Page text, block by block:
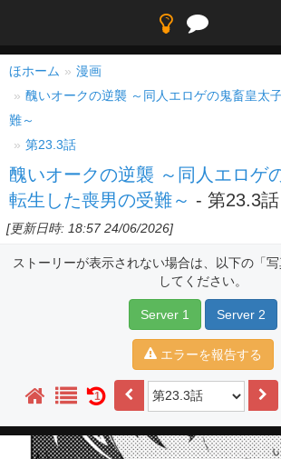
ほホーム
漫画
醜いオークの逆襲 ～同人エロゲの鬼畜皇太
難～
第23.3話
醜いオークの逆襲 ～同人エロゲ
転生した喪男の受難～ - 第23.3話
[更新日時: 18:57 24/06/2026]
ストーリーが表示されない場合は、以下の「
してください。
Server 1 Server 2
エラーを報告する
1